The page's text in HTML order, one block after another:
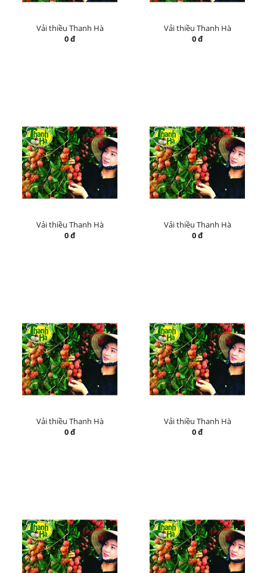
Vải thiều Thanh Hà
0 đ
Vải thiều Thanh Hà
0 đ
Vải thiều Thanh Hà
0 đ
Vải thiều Thanh Hà
0 đ
Vải thiều Thanh Hà
0 đ
Vải thiều Thanh Hà
0 đ